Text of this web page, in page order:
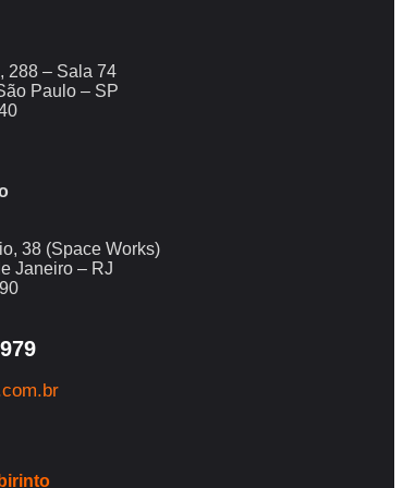
288 – Sala 74
Paulo – SP
38 (Space Works)
Janeiro – RJ